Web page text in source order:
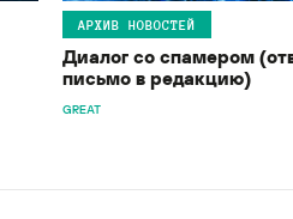
АРХИВ НОВОСТЕЙ
Диалог со спамером
письмо в редакцию)
GREAT